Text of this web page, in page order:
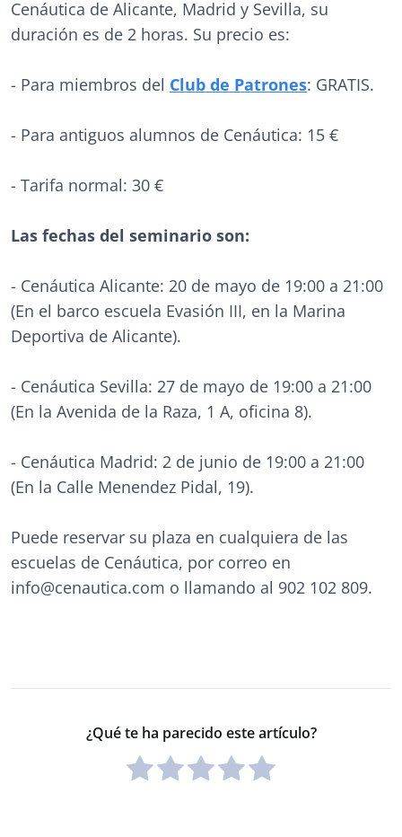
Cenáutica de Alicante, Madrid y Sevilla, su
duración es de 2 horas. Su precio es:
- Para miembros del Club de Patrones: GRATIS.
- Para antiguos alumnos de Cenáutica: 15 €
- Tarifa normal: 30 €
Las fechas del seminario son:
- Cenáutica Alicante: 20 de mayo de 19:00 a 21:00
(En el barco escuela Evasión III, en la Marina
Deportiva de Alicante).
- Cenáutica Sevilla: 27 de mayo de 19:00 a 21:00
(En la Avenida de la Raza, 1 A, oficina 8).
- Cenáutica Madrid: 2 de junio de 19:00 a 21:00
(En la Calle Menendez Pidal, 19).
Puede reservar su plaza en cualquiera de las
escuelas de Cenáutica, por correo en
info@cenautica.com o llamando al 902 102 809.
¿Qué te ha parecido este artículo?